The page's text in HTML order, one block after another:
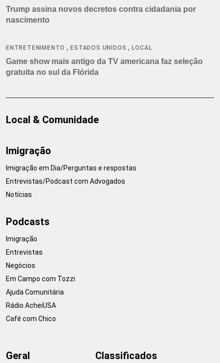
Trump assina novos decretos contra cidadania por
nascimento
ENTRETENIMENTO ,ESTADOS UNIDOS ,LOCAL
Game show mais antigo da TV americana faz seleção
gratuita no sul da Flórida
Local & Comunidade
Imigração
Imigração em Dia/Perguntas e respostas
Entrevistas/Podcast com Advogados
Notícias
Podcasts
Imigração
Entrevistas
Negócios
Em Campo com Tozzi
Ajuda Comunitária
Rádio AcheiUSA
Café com Chico
Geral Classificados